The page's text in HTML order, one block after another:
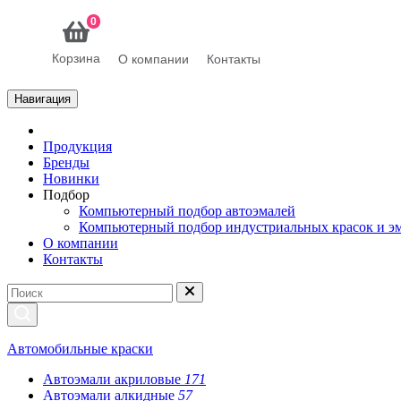
0
Корзина О компании Контакты
Навигация
Продукция
Бренды
Новинки
Подбор
Компьютерный подбор автоэмалей
Компьютерный подбор индустриальных красок и
О компании
Контакты
Автомобильные краски
Автоэмали акриловые 171
Автоэмали алкидные 57